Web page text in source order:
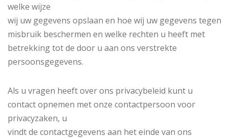
welke wijze
wij uw gegevens opslaan en hoe wij uw gegevens tegen
misbruik beschermen en welke rechten u heeft met
betrekking tot de door u aan ons verstrekte
persoonsgegevens.
Als u vragen heeft over ons privacybeleid kunt u
contact opnemen met onze contactpersoon voor
privacyzaken, u
vindt de contactgegevens aan het einde van ons